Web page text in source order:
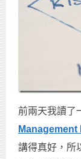
前兩天我讀了
講得真好，所